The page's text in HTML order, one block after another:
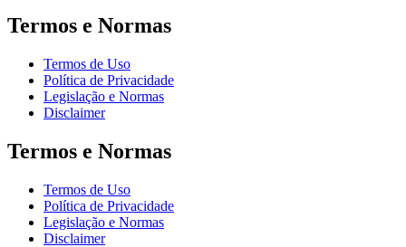
Termos e Normas
Termos de Uso
Política de Privacidade
Legislação e Normas
Disclaimer
Termos e Normas
Termos de Uso
Política de Privacidade
Legislação e Normas
Disclaimer